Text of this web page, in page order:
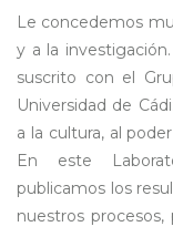
Le concedemos
y a la
suscrito con el
Universidad de
a la cultura, al
En este
publicamos los
nuestros